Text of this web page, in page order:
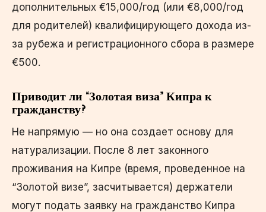
дополнительных €15,000/год (или €8,000/год
для родителей) квалифицирующего дохода из-
за рубежа и регистрационного сбора в размере
€500.
Приводит ли “Золотая виза” Кипра к
гражданству?
Не напрямую — но она создает основу для
натурализации. После 8 лет законного
проживания на Кипре (время, проведенное на
“Золотой визе”, засчитывается) держатели
могут подать заявку на гражданство Кипра